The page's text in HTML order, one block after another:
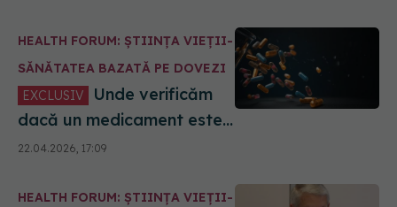
HEALTH FORUM: ȘTIINȚA VIEȚII-
SĂNĂTATEA BAZATĂ PE DOVEZI
EXCLUSIV
dacă un medicament este
sigur? Dan Zaharescu
(ARPIM): Pacienți informați
22.04.2026, 17:09
HEALTH FORUM: ȘTIINȚA VIEȚII-